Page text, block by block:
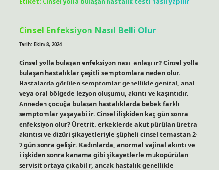
Cinsel Enfeksiyon Nasıl Belli Olur
Tarih: Ekim 8, 2024
Cinsel yolla bulaşan enfeksiyon nasıl anlaşılır? Cinsel yolla
bulaşan hastalıklar çeşitli semptomlara neden olur.
Hastalarda görülen semptomlar genellikle genital, anal
veya oral bölgede lezyon oluşumu, akıntı ve kaşıntıdır.
Anneden çocuğa bulaşan hastalıklarda bebek farklı
semptomlar yaşayabilir. Cinsel ilişkiden kaç gün sonra
enfeksiyon olur? Üretrit, erkeklerde akut pürülan üretra
akıntısı ve dizüri şikayetleriyle şüpheli cinsel temastan 2-
7 gün sonra gelişir. Kadınlarda, anormal vajinal akıntı ve
ilişkiden sonra kanama gibi şikayetlerle mukopürülan
servisit ortaya çıkabilir, ancak hastalık genellikle